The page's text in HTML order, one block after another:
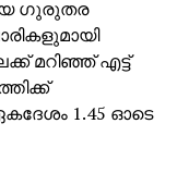
ഗുരുതര
മറിഞ്ഞ് എട്ട്
1.45 ഓടെ